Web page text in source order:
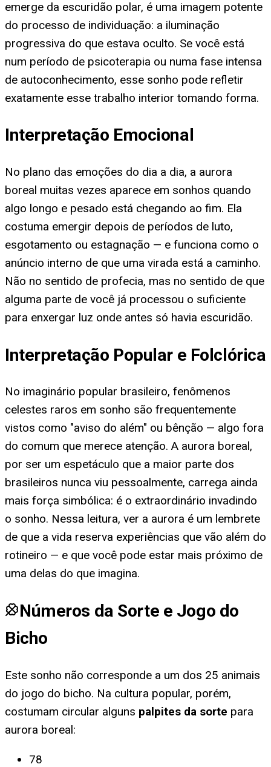
emerge da escuridão polar, é uma imagem potente
do processo de individuação: a iluminação
progressiva do que estava oculto. Se você está
num período de psicoterapia ou numa fase intensa
de autoconhecimento, esse sonho pode refletir
exatamente esse trabalho interior tomando forma.
Interpretação Emocional
No plano das emoções do dia a dia, a aurora
boreal muitas vezes aparece em sonhos quando
algo longo e pesado está chegando ao fim. Ela
costuma emergir depois de períodos de luto,
esgotamento ou estagnação — e funciona como o
anúncio interno de que uma virada está a caminho.
Não no sentido de profecia, mas no sentido de que
alguma parte de você já processou o suficiente
para enxergar luz onde antes só havia escuridão.
Interpretação Popular e Folclórica
No imaginário popular brasileiro, fenômenos
celestes raros em sonho são frequentemente
vistos como "aviso do além" ou bênção — algo fora
do comum que merece atenção. A aurora boreal,
por ser um espetáculo que a maior parte dos
brasileiros nunca viu pessoalmente, carrega ainda
mais força simbólica: é o extraordinário invadindo
o sonho. Nessa leitura, ver a aurora é um lembrete
de que a vida reserva experiências que vão além do
rotineiro — e que você pode estar mais próximo de
uma delas do que imagina.
Números da Sorte e Jogo do
Bicho
Este sonho não corresponde a um dos 25 animais
do jogo do bicho. Na cultura popular, porém,
costumam circular alguns palpites da sorte para
aurora boreal:
78